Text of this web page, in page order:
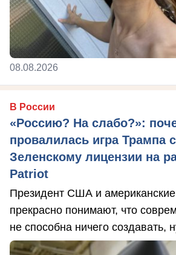
08.08.2026
В России
«Россию? На слабо?»:
провалилась игра Трампа
Зеленскому лицензии на
Patriot
Президент США и
прекрасно понимают, что
не способна ничего создавать,